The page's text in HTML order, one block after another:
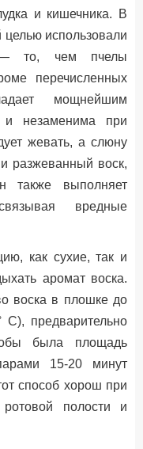
и кишечника. В
использовали
— то, чем пчелы
перечисленных
мощнейшим
и незаменима при
жевать, а слюну
разжеванный воск,
также выполняет
вредные
как сухие, так и
аромат воска.
воска в плошке до
С), предварительно
была площадь
15-20 минут
способ хорош при
ротовой полости и